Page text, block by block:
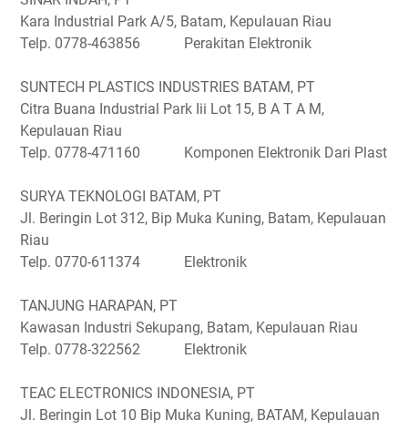
Kara Industrial Park A/5, Batam, Kepulauan Riau
Telp. 0778-463856 Perakitan Elektronik
SUNTECH PLASTICS INDUSTRIES BATAM, PT
Citra Buana Industrial Park Iii Lot 15, B A T A M,
Kepulauan Riau
Telp. 0778-471160 Komponen Elektronik Dari Plast
SURYA TEKNOLOGI BATAM, PT
Jl. Beringin Lot 312, Bip Muka Kuning, Batam, Kepulauan
Riau
Telp. 0770-611374 Elektronik
TANJUNG HARAPAN, PT
Kawasan Industri Sekupang, Batam, Kepulauan Riau
Telp. 0778-322562 Elektronik
TEAC ELECTRONICS INDONESIA, PT
Jl. Beringin Lot 10 Bip Muka Kuning, BATAM, Kepulauan